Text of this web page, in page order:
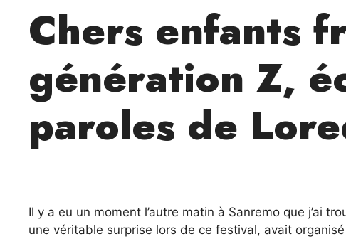
Chers enfants
génération Z,
paroles de
Il y a eu un moment l’autre matin à Sanremo que j’ai
une véritable surprise lors de ce festival, avait